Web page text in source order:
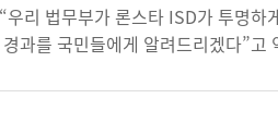
우리 법무부가 론스타 ISD가 투명
과를 국민들에게 알려드리겠다”고